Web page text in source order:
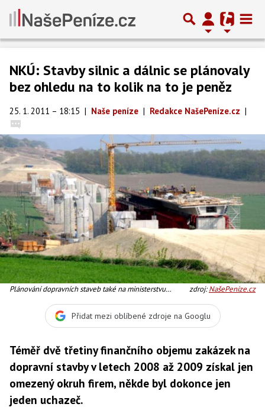
NKÚ: Stavby silnic a dálnic se plánovaly
bez ohledu na to kolik na to je peněz
25. 1. 2011 – 18:15 | Naše peníze | Redakce NašePeníze.cz |
Plánování dopravních staveb také na ministerstvu
dostupné finanční zdroje, Foto: ŘSD
zdroj:NašePeníze.cz
Přidat mezi oblíbené zdroje na Googlu
Téměř dvě třetiny finančního objemu zakázek na
dopravní stavby v letech 2008 až 2009 získal jen
omezený okruh firem, někde byl dokonce jen
jeden uchazeč.